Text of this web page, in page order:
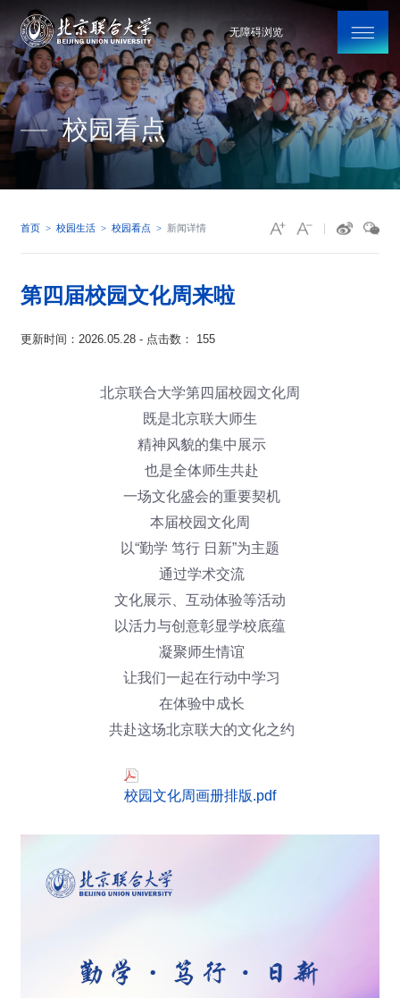
无障碍浏览
校园看点
首页 校园生活 校园看点 新闻详情
第四届校园文化周来啦
更新时间：2026.05.28 - 点击数： 155
北京联合大学第四届校园文化周
既是北京联大师生
精神风貌的集中展示
也是全体师生共赴
一场文化盛会的重要契机
本届校园文化周
以“勤学 笃行 日新”为主题
通过学术交流
文化展示、互动体验等活动
以活力与创意彰显学校底蕴
凝聚师生情谊
让我们一起在行动中学习
在体验中成长
共赴这场北京联大的文化之约
校园文化周画册排版.pdf